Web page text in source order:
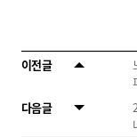
이전글
다음글